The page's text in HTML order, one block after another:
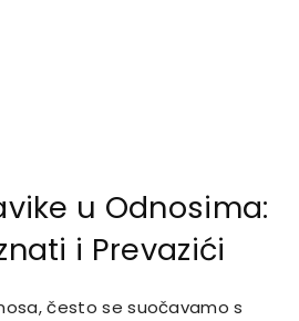
u Odnosima:
i Prevazići
često se suočavamo s